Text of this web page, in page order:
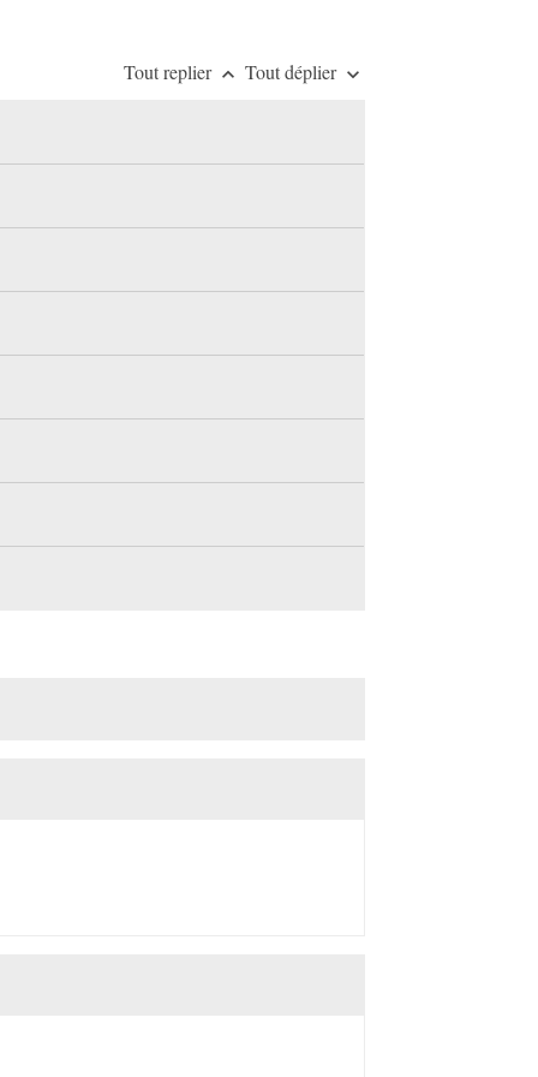
Tout replier keyboard_arrow_up Tout déplier keyboard_arrow_down